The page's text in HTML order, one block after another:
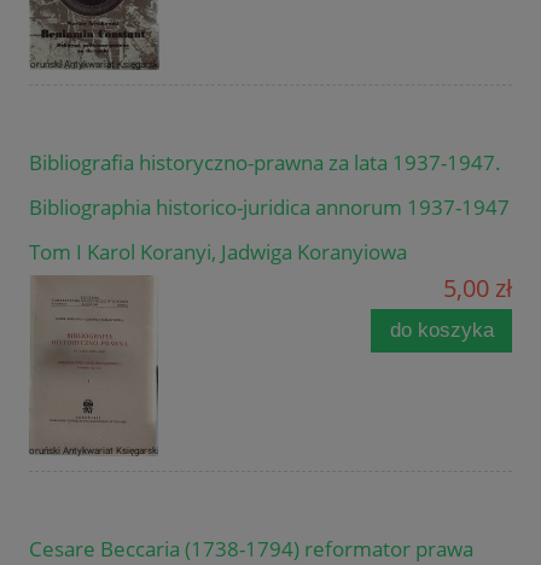
Bibliografia historyczno-prawna za lata 1937-1947.
Bibliographia historico-juridica annorum 1937-1947
Tom I Karol Koranyi, Jadwiga Koranyiowa
5,00 zł
do koszyka
Cesare Beccaria (1738-1794) reformator prawa